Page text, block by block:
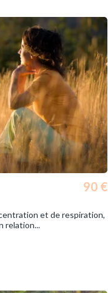
90 €
et de respiration,
relation...